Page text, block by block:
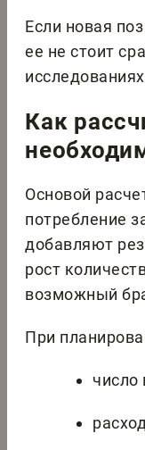
Если новая
ее не стоит
Как
Основой
потребление
добавляют
рост
возможный
При
число